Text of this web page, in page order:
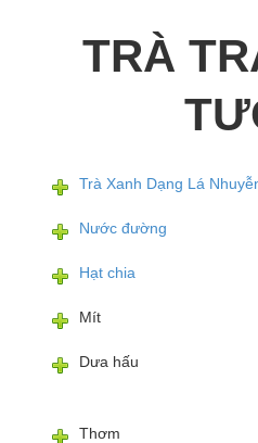
TRÀ
Trà Xanh Dạng Lá
Nước đường
Hạt chia
Mít
Dưa hấu
Thơm